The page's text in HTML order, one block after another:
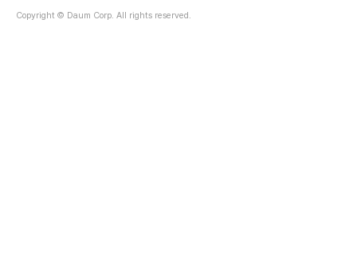
Copyright © Daum Corp. All rights reserved.